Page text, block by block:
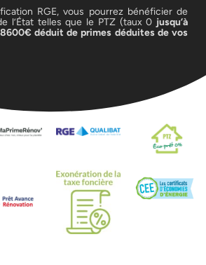
RGE, vous pourrez bénéficier de
l’État telles que le PTZ (taux 0 jusqu’à
déduit de primes déduites de vos